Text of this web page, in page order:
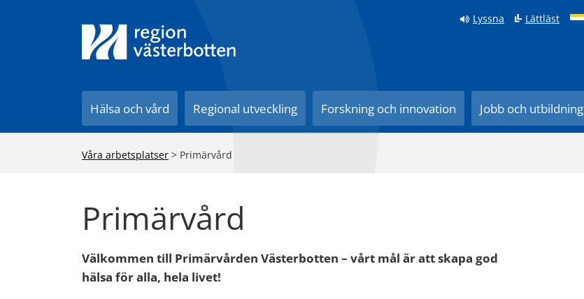
Lyssna Lättläst
Hälsa och vård Regional utveckling Forskning och innovation Jobb och utbildning
Våra arbetsplatser > Primärvård
Primärvård
Välkommen till Primärvården Västerbotten – vårt mål är att skapa god
hälsa för alla, hela livet!